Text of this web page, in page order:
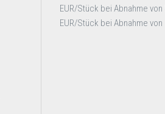
EUR/Stück bei Abnahme
EUR/Stück bei Abnahme von